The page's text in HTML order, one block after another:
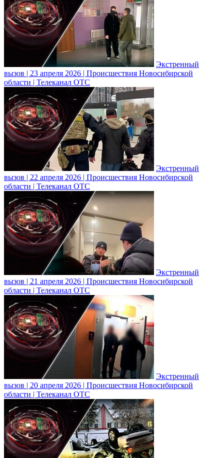
Экстренный
вызов | 23 апреля 2026 | Происшествия Новосибирской
области | Телеканал ОТС
Экстренный
вызов | 22 апреля 2026 | Происшествия Новосибирской
области | Телеканал ОТС
Экстренный
вызов | 21 апреля 2026 | Происшествия Новосибирской
области | Телеканал ОТС
Экстренный
вызов | 20 апреля 2026 | Происшествия Новосибирской
области | Телеканал ОТС